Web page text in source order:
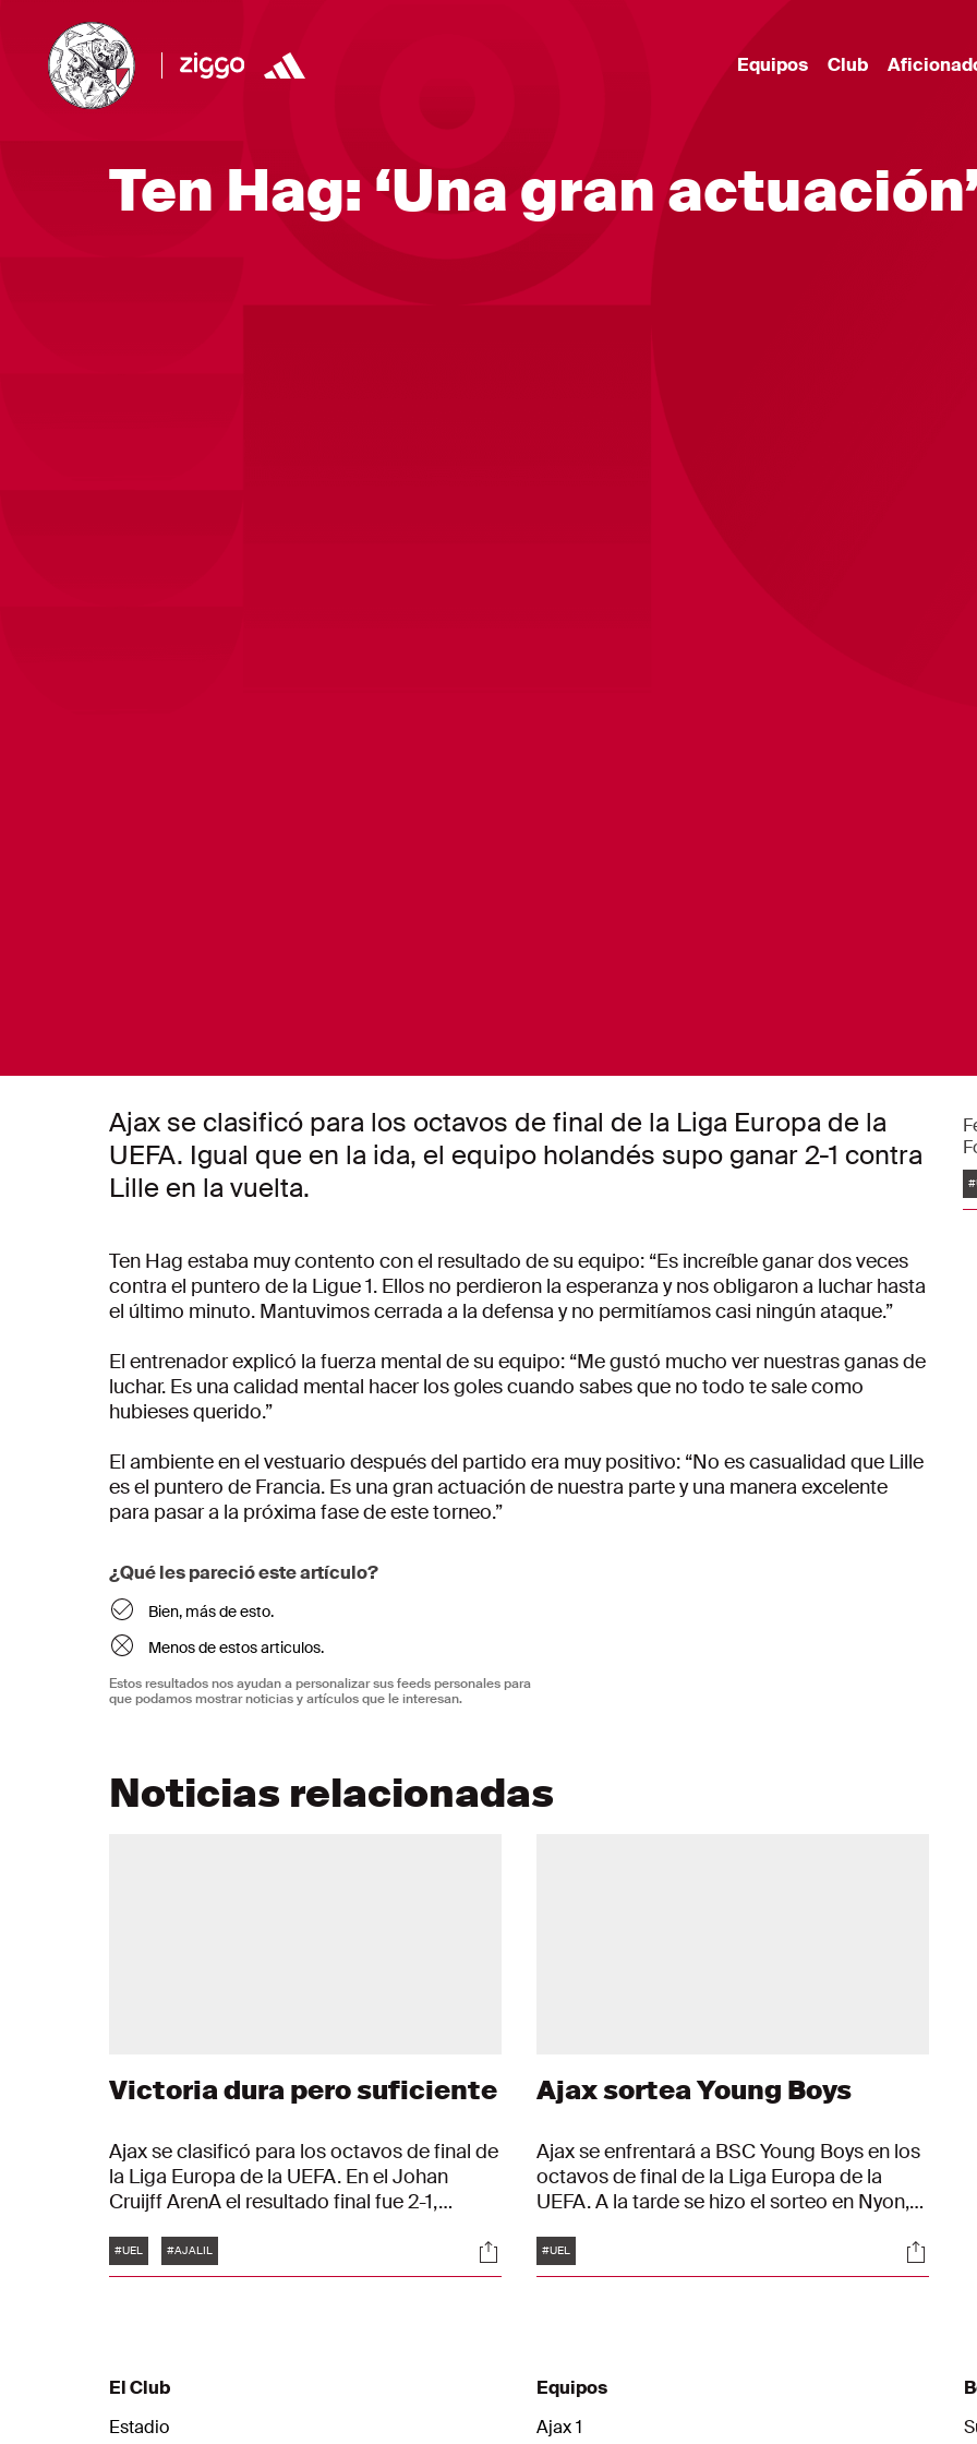
Equipos Club
Ten Hag: ‘Una gran
Ajax se clasificó para los octavos de final de la Liga Europa de la
UEFA. Igual que en la ida, el equipo holandés supo ganar 2-1 contra
Lille en la vuelta.
Ten Hag estaba muy contento con el resultado de su equipo: “Es increíble ganar dos veces
contra el puntero de la Ligue 1. Ellos no perdieron la esperanza y nos obligaron a luchar hasta
el último minuto. Mantuvimos cerrada a la defensa y no permitíamos casi ningún ataque.”
El entrenador explicó la fuerza mental de su equipo: “Me gustó mucho ver nuestras ganas de
luchar. Es una calidad mental hacer los goles cuando sabes que no todo te sale como
hubieses querido.”
El ambiente en el vestuario después del partido era muy positivo: “No es casualidad que Lille
es el puntero de Francia. Es una gran actuación de nuestra parte y una manera excelente
para pasar a la próxima fase de este torneo.”
¿Qué les pareció este artículo?
Bien, más de esto.
Menos de estos articulos.
Estos resultados nos ayudan a personalizar sus feeds personales para
que podamos mostrar noticias y artículos que le interesan.
Noticias relacionadas
Victoria dura pero suficiente
Ajax se clasificó para los octavos de final de
la Liga Europa de la UEFA. En el Johan
Cruijff ArenA el resultado final fue 2-1,
Neres. Una semana antes, el equipo de Ten
Hag sacó el mismo resultado.
Etiquetas
#UEL #AJALIL Sociales
Ajax sortea Young Boys
Ajax se enfrentará a BSC Young Boys en los
octavos de final de la Liga Europa de la
UEFA. A la tarde se hizo el sorteo en Nyon,
Etiquetas
#UEL
El Club
Estadio
Equipos
Ajax 1